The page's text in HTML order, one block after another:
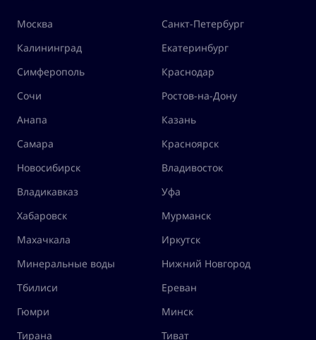
Москва
Санкт-Петербург
Калининград
Екатеринбург
Симферополь
Краснодар
Сочи
Ростов-на-Дону
Анапа
Казань
Самара
Красноярск
Новосибирск
Владивосток
Владикавказ
Уфа
Хабаровск
Мурманск
Махачкала
Иркутск
Минеральные воды
Нижний Новгород
Тбилиси
Ереван
Гюмри
Минск
Тирана
Тиват